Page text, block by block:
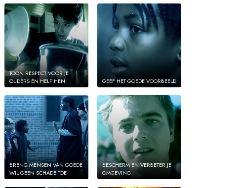
TOON RESPECT VOOR JE
OUDERS EN HELP HEN
GEEF HET GOEDE VOORBEELD
BRENG MENSEN VAN GOEDE
WIL GEEN SCHADE TOE
BESCHERM EN VERBETER JE
OMGEVING